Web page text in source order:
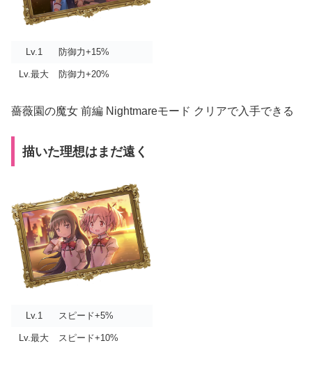
Lv.1 防御力+15%
Lv.最大 防御力+20%
薔薇園の魔女 前編 Nightmareモード クリアで入手できる
描いた理想はまだ遠く
Lv.1 スピード+5%
Lv.最大 スピード+10%